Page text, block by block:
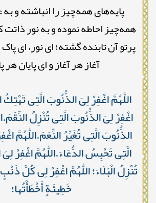
پایه‌های همه‌چیز را انباشته و
همه‌چیز احاطه نموده و به نور
پرتو آن تابنده گشته؛ ای نور، ای
آغاز هر آغاز و ای پایان هر
اللّٰهُمَّ اغْفِرْ لِىَ الذُّنُوبَ الَّتِى
اغْفِرْ لِىَ الذُّنُوبَ الَّتِى تُنْزِلُ
الذُّنُوبَ الَّتِى تُغَيِّرُ النِّعَمَ.اللّٰهُمَّ
الَّتِى تَحْبِسُ الدُّعَاءَ.اللّٰهُمَّ اغْفِرْ
تُنْزِلُ الْبَلَاءَ؛ اللّٰهُمَّ اغْفِرْ لِى كُلَّ
خَطِيئَةٍ أَخْطَأْتُها؛